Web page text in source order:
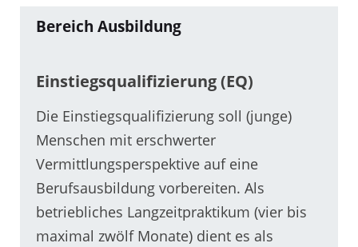
Bereich Ausbildung
Einstiegsqualifizierung (EQ)
Die Einstiegsqualifizierung soll (junge)
Menschen mit erschwerter
Vermittlungsperspektive auf eine
Berufsausbildung vorbereiten. Als
betriebliches Langzeitpraktikum (vier bis
maximal zwölf Monate) dient es als